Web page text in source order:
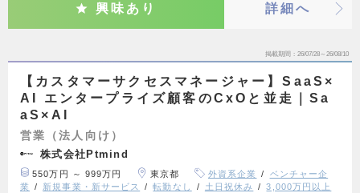
興味あり 詳細へ
掲載期間 26/07/28～26/08/10
【カスタマーサクセスマネージャー】SaaS×
AI エンタープライズ顧客のCxOと並走｜Sa
aS×AI
営業（法人向け）
株式会社Ptmind
550万円 ～ 999万円 東京都 外資系企業
ベンチャー企
業
新規事業・新サービス 転勤なし 土日祝休み
3,000万円以上